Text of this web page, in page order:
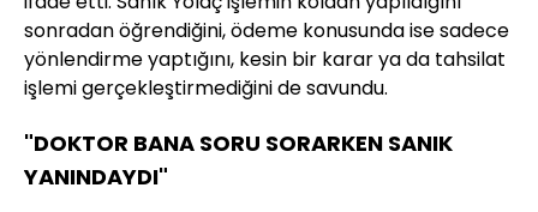
sonradan öğrendiğini, ödeme konusunda ise sadece
yönlendirme yaptığını, kesin bir karar ya da tahsilat
işlemi gerçekleştirmediğini de savundu.
"DOKTOR BANA SORU SORARKEN SANIK
YANINDAYDI"